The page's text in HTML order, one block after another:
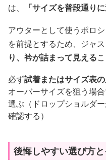
は、
「サイズを普段通り
アウターとして使うポロ
を前提とするため、ジャ
り、衿が詰まって見える
必ず試着またはサイズ表
オーバーサイズを狙う場
選ぶ（ドロップショルダ
確認する）
後悔しやすい選び方